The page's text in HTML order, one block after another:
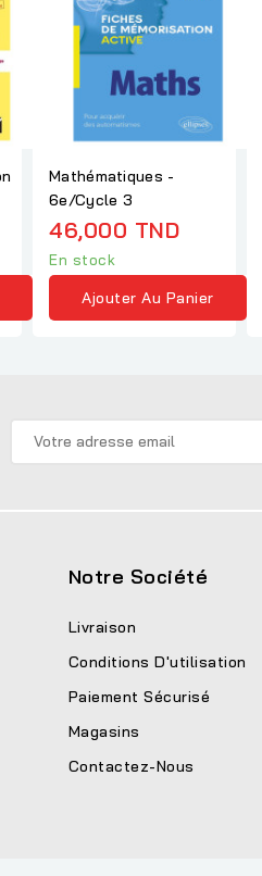
Mathématiques -
6e/Cycle 3
46,000 TND
En stock
Ajouter Au Panier
Notre Société
Livraison
Conditions D'utilisation
Paiement Sécurisé
Magasins
Contactez-Nous